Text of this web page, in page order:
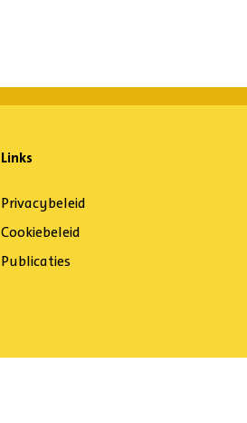
Links
Privacybeleid
Cookiebeleid
Publicaties